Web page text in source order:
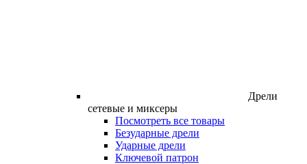
Дрели
сетевые и миксеры
Посмотреть все товары
Безударные дрели
Ударные дрели
Ключевой патрон